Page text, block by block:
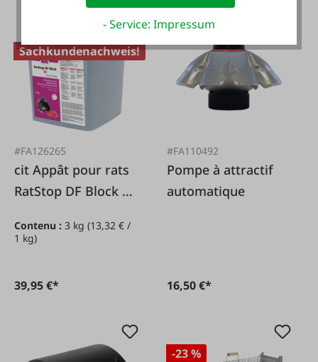
Sachkundenachweis!
#FA126265
cit Appât pour rats
RatStop DF Block 50
Contenu : 3 kg (13,32 € /
1 kg)
39,95 €*
#FA110492
Pompe à attractif
automatique
16,50 €*
-23 %
- Service: Impressum